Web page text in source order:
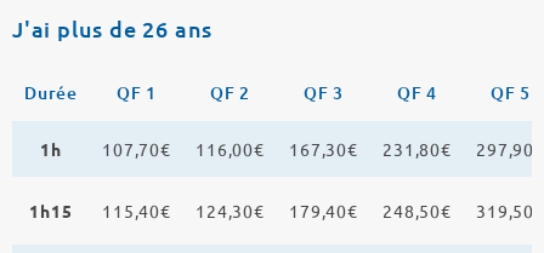
J'ai plus de 26 ans
Durée QF 1 QF 2 QF 3 QF 4 QF 5
1h 107,70€ 116,00€ 167,30€ 231,80€ 297,90€
1h15 115,40€ 124,30€ 179,40€ 248,50€ 319,50€